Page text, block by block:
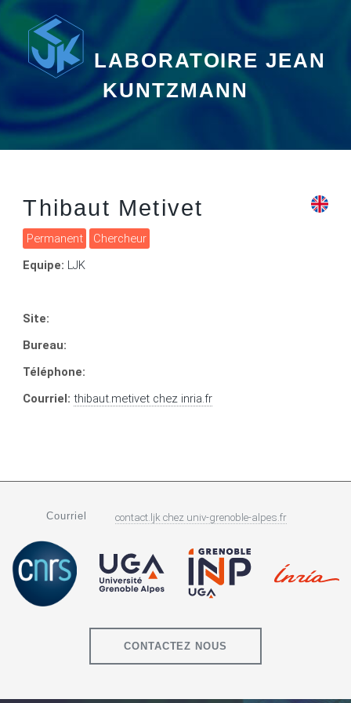
LABORATOIRE JEAN
KUNTZMANN
Thibaut Metivet
Permanent
Chercheur
Equipe: LJK
Site:
Bureau:
Téléphone:
Courriel:thibaut.metivet chez inria.fr
Courriel contact.ljk chez univ-grenoble-alpes.fr
CONTACTEZ NOUS